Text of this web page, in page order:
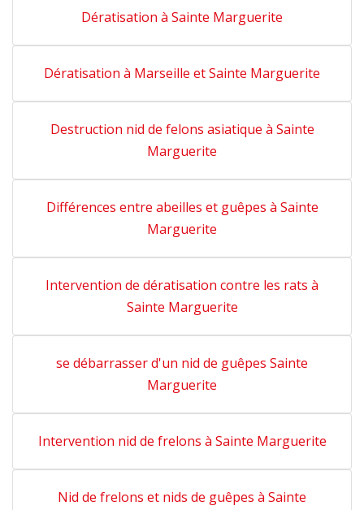
Dératisation à Sainte Marguerite
Dératisation à Marseille et Sainte Marguerite
Destruction nid de felons asiatique à Sainte
Marguerite
Différences entre abeilles et guêpes à Sainte
Marguerite
Intervention de dératisation contre les rats à
Sainte Marguerite
se débarrasser d'un nid de guêpes Sainte
Marguerite
Intervention nid de frelons à Sainte Marguerite
Nid de frelons et nids de guêpes à Sainte